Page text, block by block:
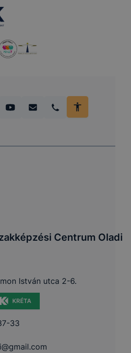
Centrum Oladi
István utca 2-6.
KRÉTA
33